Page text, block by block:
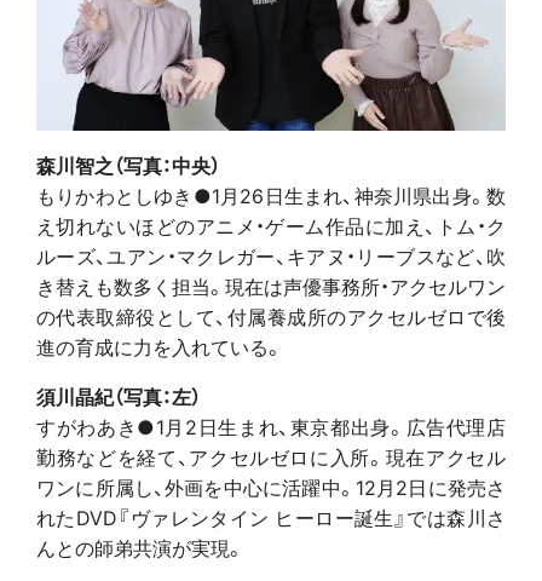
森川智之（写真：中央）
もりかわとしゆき●1月26日生まれ、神奈川県出身。数
え切れないほどのアニメ・ゲーム作品に加え、トム・ク
ルーズ、ユアン・マクレガー、キアヌ・リーブスなど、吹
き替えも数多く担当。現在は声優事務所・アクセルワン
の代表取締役として、付属養成所のアクセルゼロで後
進の育成に力を入れている。
須川晶紀（写真：左）
すがわあき●1月2日生まれ、東京都出身。広告代理店
勤務などを経て、アクセルゼロに入所。現在アクセル
ワンに所属し、外画を中心に活躍中。12月2日に発売さ
れたDVD『ヴァレンタイン ヒーロー誕生』では森川さ
んとの師弟共演が実現。